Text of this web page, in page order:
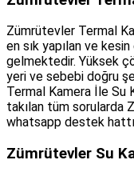
Zümrütevler Termal
en sık yapılan ve
gelmektedir. Yüksek
yeri ve sebebi doğru
Termal Kamera İle Su
takılan tüm sorularda
whatsapp destek
Zümrütevler Su